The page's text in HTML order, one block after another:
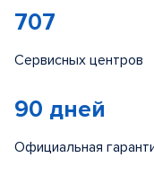
707
Сервисных центров
90 дней
Официальная